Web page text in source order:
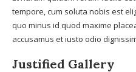
tempore, cum soluta nobis est
quo minus id quod maxime
accusamus et iusto odio
Justified Gallery